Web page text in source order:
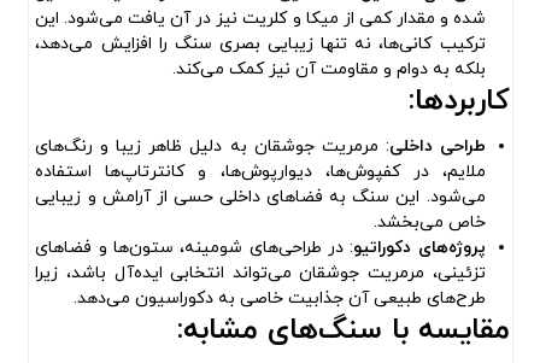
شده و مقدار کمی از میکا و کلریت نیز در آن یافت می‌شود. این
ترکیب کانی‌ها، نه تنها زیبایی بصری سنگ را افزایش می‌دهد،
بلکه به دوام و مقاومت آن نیز کمک می‌کند.
کاربردها:
طراحی داخلی: مرمریت جوشقان به دلیل ظاهر زیبا و رنگ‌های
ملایم، در کفپوش‌ها، دیوارپوش‌ها، و کانترتاپ‌ها استفاده
می‌شود. این سنگ به فضاهای داخلی حسی از آرامش و زیبایی
خاص می‌بخشد.
پروژه‌های دکوراتیو: در طراحی‌های شومینه، ستون‌ها و فضاهای
تزئینی، مرمریت جوشقان می‌تواند انتخابی ایده‌آل باشد، زیرا
طرح‌های طبیعی آن جذابیت خاصی به دکوراسیون می‌دهد.
مقایسه با سنگ‌های مشابه: